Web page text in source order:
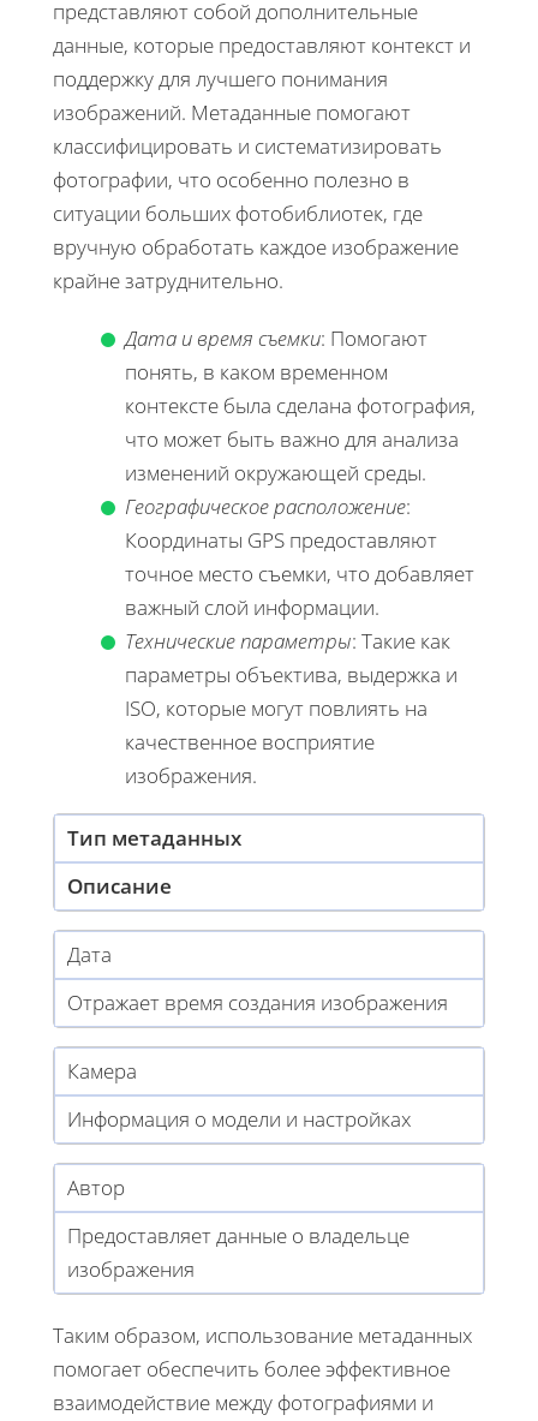
представляют собой дополнительные
данные, которые предоставляют контекст и
поддержку для лучшего понимания
изображений. Метаданные помогают
классифицировать и систематизировать
фотографии, что особенно полезно в
ситуации больших фотобиблиотек, где
вручную обработать каждое изображение
крайне затруднительно.
Дата и время съемки: Помогают
понять, в каком временном
контексте была сделана фотография,
что может быть важно для анализа
изменений окружающей среды.
Географическое расположение:
Координаты GPS предоставляют
точное место съемки, что добавляет
важный слой информации.
Технические параметры: Такие как
параметры объектива, выдержка и
ISO, которые могут повлиять на
качественное восприятие
изображения.
Тип метаданных
Описание
Дата
Отражает время создания изображения
Камера
Информация о модели и настройках
Автор
Предоставляет данные о владельце
изображения
Таким образом, использование метаданных
помогает обеспечить более эффективное
взаимодействие между фотографиями и